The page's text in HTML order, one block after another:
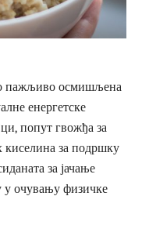
пажљиво осмишљена
енергетске
попут гвожђа за
киселина за подршку
за јачање
у очувању физичке